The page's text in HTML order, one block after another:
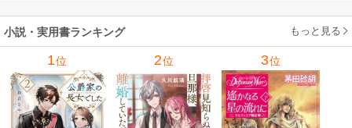
小説・実用書ランキング もっと見る
1位 2位 3位